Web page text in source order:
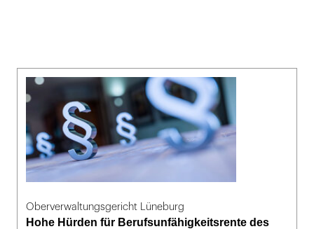
Oberverwaltungsgericht Lüneburg
Hohe Hürden für Berufsunfähigkeitsrente des